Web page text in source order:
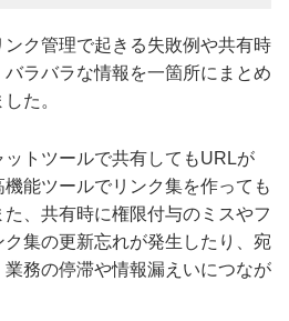
ク管理で起きる失敗例や共有時
ラバラな情報を一箇所にまとめ
た。
トツールで共有してもURLが
能ツールでリンク集を作っても
、共有時に権限付与のミスやフ
集の更新忘れが発生したり、宛
務の停滞や情報漏えいにつなが